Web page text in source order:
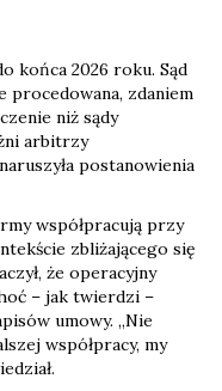
końca 2026 roku. Sąd
procedowana, zdaniem
niż sądy
arbitrzy
postanowienia
współpracują przy
zbliżającego się
że operacyjny
– jak twierdzi –
umowy. „Nie
współpracy, my